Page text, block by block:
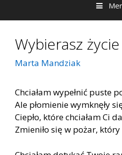
Wybierasz życie
Marta Mandziak
Chciałam wypełnić puste
Ale płomienie wymknęły
Ciepło, które chciałam Ci
Zmieniło się w pożar,